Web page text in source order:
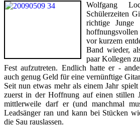
Wolfgang
Schülerzeiten
richtige Junge
vor kurzem
Band wieder,
paar Kollegen
Fest aufzutreten. Endlich hatte er -
auch genug Geld für eine vernünftige
Seit nun etwas mehr als einem Jahr
zuerst in der Hoffnung auf einen stillen
mittlerweile darf er (und manchmal
Leadsänger ran und kann bei Stücken
die Sau rauslassen.